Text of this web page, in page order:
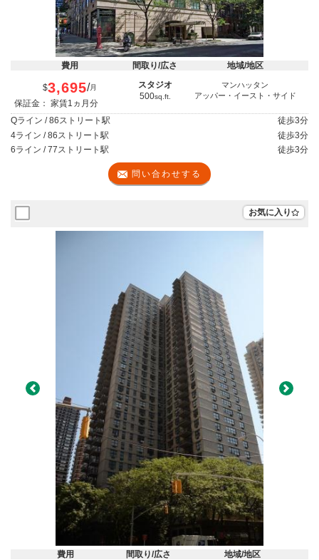
費用 間取り/広さ 地域/地区
$3,695/月
保証金： 家賃1ヵ月分
スタジオ
500sq.ft.
マンハッタン
アッパー・イースト・サイド
Qライン / 86ストリート駅 徒歩3分
4ライン / 86ストリート駅
徒歩3分
6ライン / 77ストリート駅
徒歩3分
問い合わせする
お気に入り
Previous Next
費用 間取り/広さ 地域/地区